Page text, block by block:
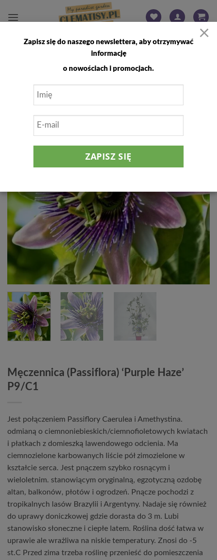
FILTRUJ
Męczennica (Passiflora) ‘Purple Haze’
P9/C1
Jest połączeniem Passiflory Caerulea i Amethystina.
odmianą o ciemnoniebieskich/ciemnofioletowych kwiatach
i płatkach z domieszką lawendowego odcienia. Ma
ciemnozielone karbowanych liście pół zimozielone w
kształcie serca. Jest pnączem szybko rosnącym i
wieloletnim. stanowiącym oryginalną, egzotyczną ozdobę
altan, balkonów, płotów i ogrodzeń. Pnącze pochodzi z
tropikalnych lasów Brazylii i Argentyny. Nadaje się również
do uprawy doniczkowej gdzie dorasta do 3 m. Lubi
stanowisko słoneczne i ciepłe latem. Roślina dość łatwa w
uprawie ale wrażliwa na niskie temperatury. Znosi do -5
st.C Przed zima trzeba roślinę przenieść do pomieszczenia
×
Zapisz się do naszego newslettera, aby otrzymywać
informację
o nowościach i promocjach.